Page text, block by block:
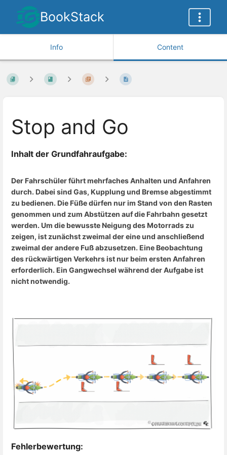
BookStack
Info Content
Stop and Go
Inhalt der Grundfahraufgabe:
Der Fahrschüler führt mehrfaches Anhalten und Anfahren
durch. Dabei sind Gas, Kupplung und Bremse abgestimmt
zu bedienen. Die Füße dürfen nur im Stand von den Rasten
genommen und zum Abstützen auf die Fahrbahn gesetzt
werden. Um die bewusste Neigung des Motorrads zu
zeigen, ist zunächst zweimal der eine und anschließend
zweimal der andere Fuß abzusetzen. Eine Beobachtung
des rückwärtigen Verkehrs ist nur beim ersten Anfahren
erforderlich. Ein Gangwechsel während der Aufgabe ist
nicht notwendig.
Fehlerbewertung: